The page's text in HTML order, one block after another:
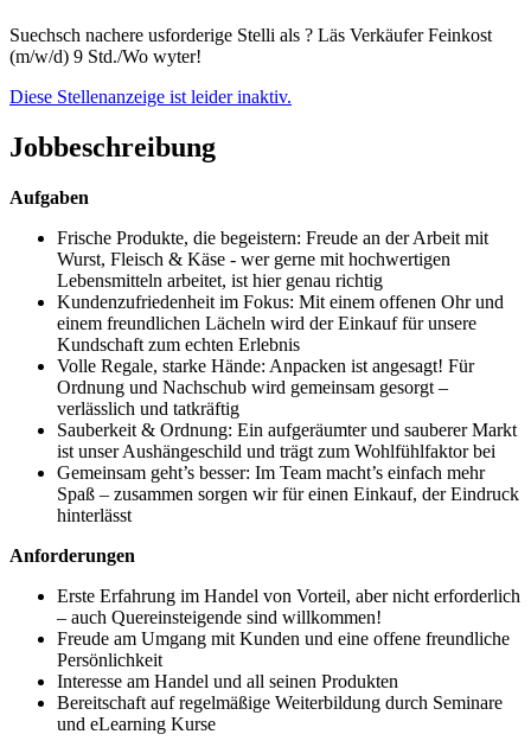
Suechsch nachere usforderige Stelli als ? Läs Verkäufer Feinkost
(m/w/d) 9 Std./Wo wyter!
Diese Stellenanzeige ist leider inaktiv.
Jobbeschreibung
Aufgaben
Frische Produkte, die begeistern: Freude an der Arbeit mit
Wurst, Fleisch & Käse - wer gerne mit hochwertigen
Lebensmitteln arbeitet, ist hier genau richtig
Kundenzufriedenheit im Fokus: Mit einem offenen Ohr und
einem freundlichen Lächeln wird der Einkauf für unsere
Kundschaft zum echten Erlebnis
Volle Regale, starke Hände: Anpacken ist angesagt! Für
Ordnung und Nachschub wird gemeinsam gesorgt –
verlässlich und tatkräftig
Sauberkeit & Ordnung: Ein aufgeräumter und sauberer Markt
ist unser Aushängeschild und trägt zum Wohlfühlfaktor bei
Gemeinsam geht’s besser: Im Team macht’s einfach mehr
Spaß – zusammen sorgen wir für einen Einkauf, der Eindruck
hinterlässt
Anforderungen
Erste Erfahrung im Handel von Vorteil, aber nicht erforderlich
– auch Quereinsteigende sind willkommen!
Freude am Umgang mit Kunden und eine offene freundliche
Persönlichkeit
Interesse am Handel und all seinen Produkten
Bereitschaft auf regelmäßige Weiterbildung durch Seminare
und eLearning Kurse